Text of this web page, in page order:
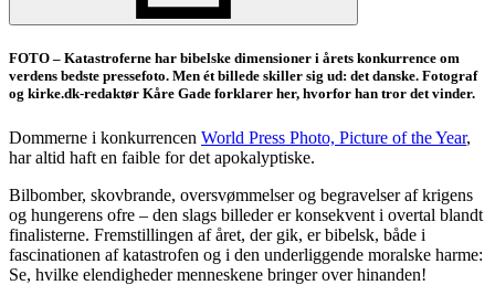
FOTO – Katastroferne har bibelske dimensioner i årets konkurrence om
verdens bedste pressefoto. Men ét billede skiller sig ud: det danske. Fotograf
og kirke.dk-redaktør Kåre Gade forklarer her, hvorfor han tror det vinder.
Dommerne i konkurrencen World Press Photo, Picture of the Year,
har altid haft en faible for det apokalyptiske.
Bilbomber, skovbrande, oversvømmelser og begravelser af krigens
og hungerens ofre – den slags billeder er konsekvent i overtal blandt
finalisterne. Fremstillingen af året, der gik, er bibelsk, både i
fascinationen af katastrofen og i den underliggende moralske harme:
Se, hvilke elendigheder menneskene bringer over hinanden!